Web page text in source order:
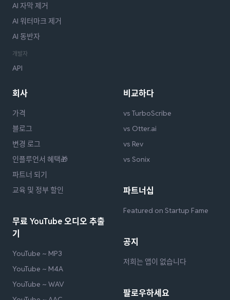
AI 자막 제거
AI 워터마크 제거
AI 동반자
개발자
API
회사
가격
블로그
변경 로그
인플루언서 혜택🎁
파트너 되기
교육 및 정부 할인
무료 YouTube 오디오 추출
기
YouTube ~ MP3
YouTube ~ M4A
YouTube ~ WAV
비교하다
vs TurboScribe
vs Otter.ai
vs Rev
vs Sonix
파트너십
Featured on Startup Fame
공지
저희는 앱이 없습니다
팔로우하세요